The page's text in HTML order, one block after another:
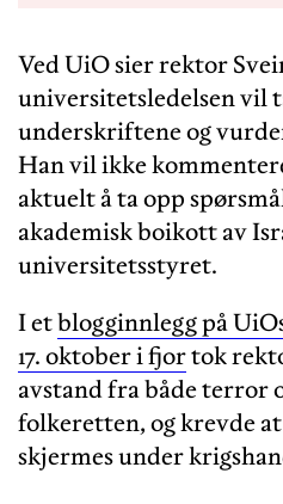
Ved UiO sier rektor
universitetsledelsen vil
underskriftene og
Han vil ikke
aktuelt å ta opp
akademisk boikott av
universitetsstyret.
I etblogginnlegg på
17. oktober i fjortok
avstand fra både terror
folkeretten, og krevde
skjermes under